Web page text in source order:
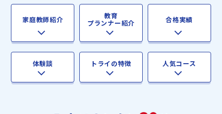
家庭教師紹介 教育
プランナー紹介 合格実績
体験談 トライの特徴 人気コース